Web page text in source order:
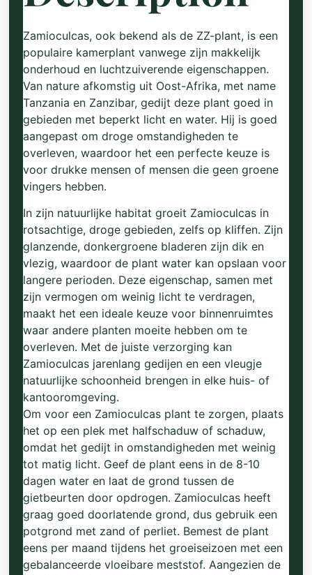
Zamioculcas, ook bekend als de ZZ-plant, is een
populaire kamerplant vanwege zijn makkelijk
onderhoud en luchtzuiverende eigenschappen.
Van nature afkomstig uit Oost-Afrika, met name
Tanzania en Zanzibar, gedijt deze plant goed in
gebieden met beperkt licht en water. Hij is goed
aangepast om droge omstandigheden te
overleven, waardoor het een perfecte keuze is
voor drukke mensen of mensen die geen groene
vingers hebben.
In zijn natuurlijke habitat groeit Zamioculcas in
rotsachtige, droge gebieden, zelfs op kliffen. Zijn
glanzende, donkergroene bladeren zijn dik en
vlezig, waardoor de plant water kan opslaan voor
langere perioden. Deze eigenschap, samen met
zijn vermogen om weinig licht te verdragen,
maakt het een ideale keuze voor binnenruimtes
waar andere planten moeite hebben om te
overleven. Met de juiste verzorging kan
Zamioculcas jarenlang gedijen en een vleugje
natuurlijke schoonheid brengen in elke huis- of
kantooromgeving.
Om voor een Zamioculcas plant te zorgen, plaats
het op een plek met halfschaduw of schaduw,
omdat het gedijt in omstandigheden met weinig
tot matig licht. Geef de plant eens in de 8-10
dagen water en laat de grond tussen de
gietbeurten door opdrogen. Zamioculcas heeft
graag goed doorlatende grond, dus gebruik een
potgrond met zand of perliet. Bemest de plant
eens per maand tijdens het groeiseizoen met een
gebalanceerde vloeibare meststof. Aangezien de